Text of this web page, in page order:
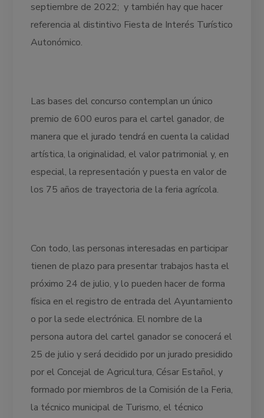
septiembre de 2022; y también hay que hacer
referencia al distintivo Fiesta de Interés Turístico
Autonómico.
Las bases del concurso contemplan un único
premio de 600 euros para el cartel ganador, de
manera que el jurado tendrá en cuenta la calidad
artística, la originalidad, el valor patrimonial y, en
especial, la representación y puesta en valor de
los 75 años de trayectoria de la feria agrícola.
Con todo, las personas interesadas en participar
tienen de plazo para presentar trabajos hasta el
próximo 24 de julio, y lo pueden hacer de forma
física en el registro de entrada del Ayuntamiento
o por la sede electrónica. El nombre de la
persona autora del cartel ganador se conocerá el
25 de julio y será decidido por un jurado presidido
por el Concejal de Agricultura, César Estañol, y
formado por miembros de la Comisión de la Feria,
la técnico municipal de Turismo, el técnico